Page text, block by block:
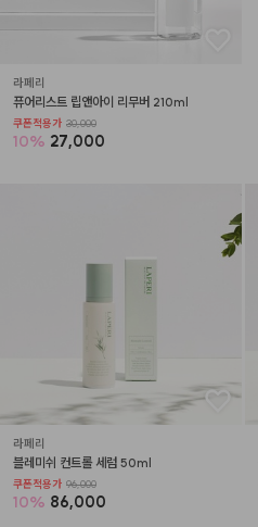
라페리
퓨어리스트 립앤아이 리무버 210ml
쿠폰적용가 30,000
10% 27,000
라페리
블레미쉬 컨트롤 세럼 50ml
쿠폰적용가 96,000
10% 86,000